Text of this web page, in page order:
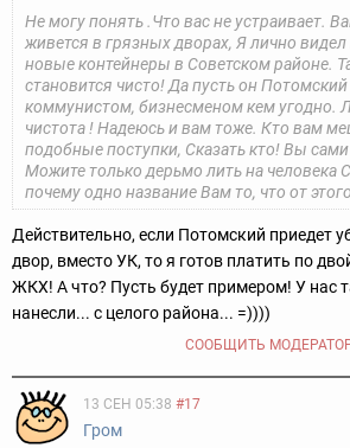
Не могу понять .Что вас не устраивает.
живется в грязных дворах, Я лично
новые контейнеры в Советском районе.
становится чисто! Да пусть он
коммунистом, бизнесменом кем угодно.
чистота ! Надеюсь и вам тоже. Кто вам
подобные поступки, Сказать кто! Вы
Можите только дерьмо лить на человека
почему одно название Вам то, что от
Действительно, если Потомский приедет
двор, вместо УК, то я готов платить по
ЖКХ! А что? Пусть будет примером! У нас
нанесли... с целого района... =))))
СООБЩИТЬ
13 СЕН 05:38 #17
Гром